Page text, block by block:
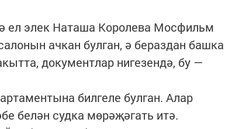
ел элек Наташа Королева Мосфильм
ачкан булган, ә бераздан башка
документлар нигезендә, бу —
билгеле булган. Алар
белән судка мөрәҗәгать итә.